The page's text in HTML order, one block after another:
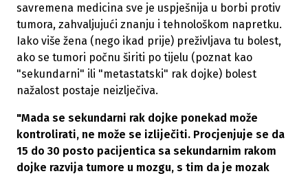
savremena medicina sve je uspješnija u borbi protiv
tumora, zahvaljujući znanju i tehnološkom napretku.
Iako više žena (nego ikad prije) preživljava tu bolest,
ako se tumori počnu širiti po tijelu (poznat kao
"sekundarni" ili "metastatski" rak dojke) bolest
nažalost postaje neizlječiva.
"Mada se sekundarni rak dojke ponekad može
kontrolirati, ne može se izliječiti. Procjenjuje se da
15 do 30 posto pacijentica sa sekundarnim rakom
dojke razvija tumore u mozgu, s tim da je mozak